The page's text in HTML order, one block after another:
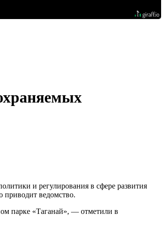
и регулирования в сфере развития
ведомство.
парке «Таганай», — отметили в